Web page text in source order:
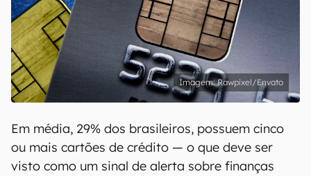
Rawpixel/Envato
Em média, 29% dos brasileiros, possuem cinco
ou mais cartões de crédito — o que deve ser
visto como um sinal de alerta sobre finanças